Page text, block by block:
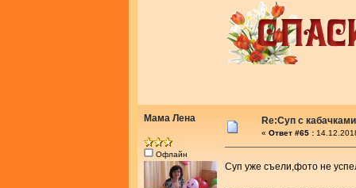
Мама Лена
Офлайн
Re:Суп с
« Ответ #65 :
Суп уже съели,фото не